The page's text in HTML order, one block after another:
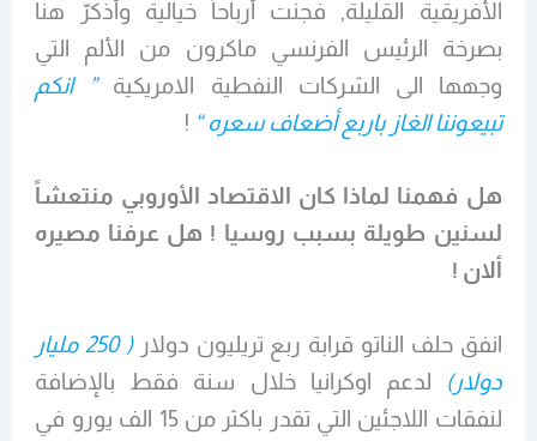
الأفريقية القليلة, فجنت أرباحاً خيالية وأُذكرّ هنا
بصرخة الرئيس الفرنسي ماكرون من الألم التي
وجهها الى الشركات النفطية الامريكية” انكم
تبيعوننا الغاز باربع أضعاف سعره “ !
هل فهمنا لماذا كان الاقتصاد الأوروبي منتعشاً
لسنين طويلة بسبب روسيا ! هل عرفنا مصيره
ألان !
انفق حلف الناتو قرابة ربع تريليون دولار
( 250 مليار
دولار)
لدعم اوكرانيا خلال سنة فقط بالإضافة
لنفقات اللاجئين التي تقدر باكثر من 15 الف يورو في